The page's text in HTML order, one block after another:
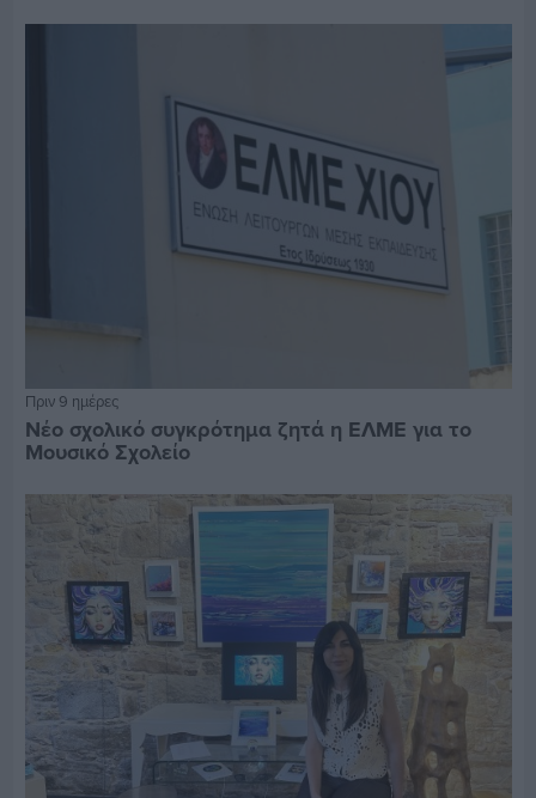
Πριν 9 ημέρες
Νέο σχολικό συγκρότημα ζητά η ΕΛΜΕ για το
Μουσικό Σχολείο